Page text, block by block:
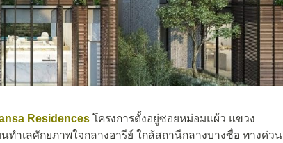
Residences โครงการตั้งอยู่ซอยหม่อมแผ้ว แขวง
ำเลศักยภาพใจกลางอารีย์ ใกล้สถานีกลางบางซื่อ ทางด่วน